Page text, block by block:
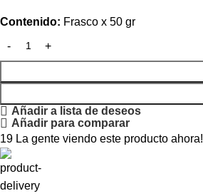
Contenido: Frasco x 50 gr
Añadir a lista de deseos
Añadir para comparar
19 La gente viendo este producto ahora!